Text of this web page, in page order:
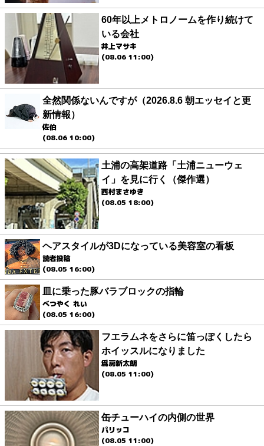
60年以上メトロノームを作り続けて
いる会社
井上マサキ
(08.06 11:00)
全然関係ないんですが（2026.8.6 朝エッセイと更
新情報）
佐伯
(08.06 10:00)
土浦の高架道路「土浦ニューウェ
イ」を見に行く（傑作選）
西村まさゆき
(08.05 18:00)
ヘアスタイルが3Dになっている美容室の看板
読者投稿
(08.05 16:00)
皿に乗った豚バラブロックの指輪
べつやく れい
(08.05 16:00)
フエラムネをさらに笛っぽくしたら
ホイッスルになりました
爲房新太朗
(08.05 11:00)
缶チューハイの内側の世界
パリッコ
(08.05 11:00)